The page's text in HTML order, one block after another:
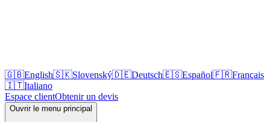
🇬🇧English🇸🇰Slovenský🇩🇪Deutsch🇪🇸Español🇫🇷Français
🇮🇹Italiano
Espace clientObtenir un devis
Ouvrir le menu principal